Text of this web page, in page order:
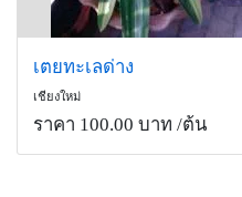
เตยทะเลด่าง
เชียงใหม่
ราคา 100.00 บาท /ต้น